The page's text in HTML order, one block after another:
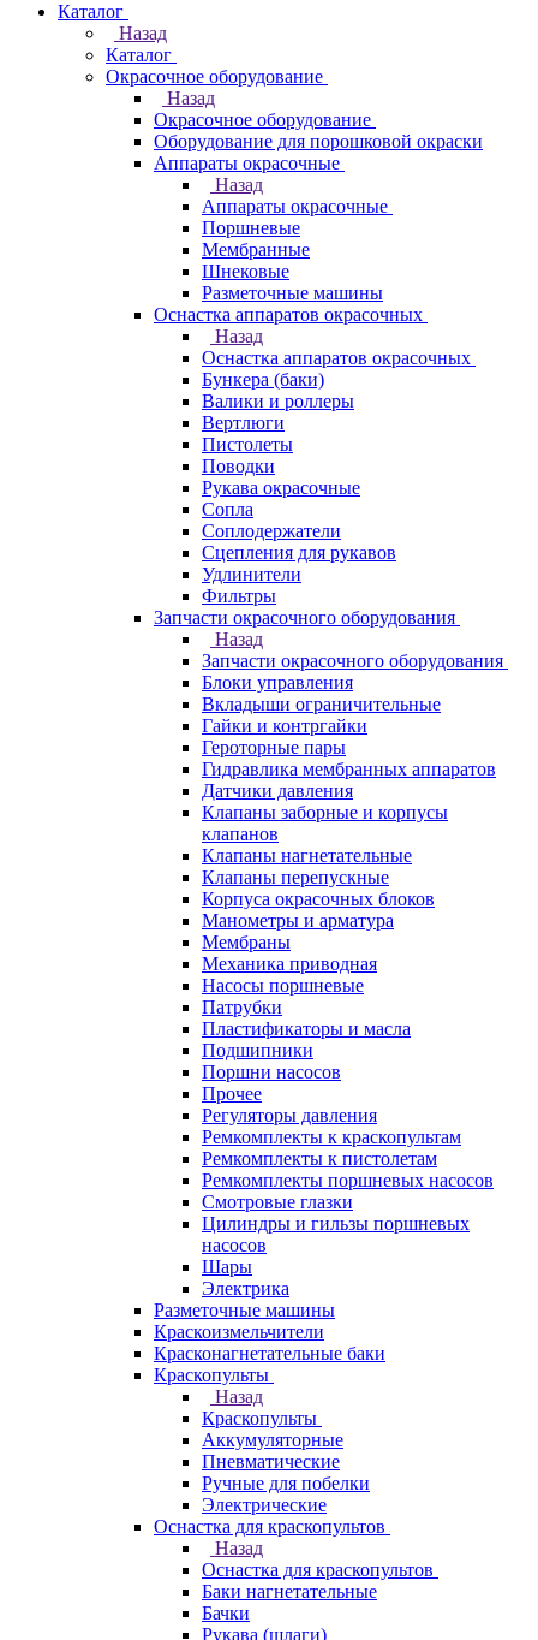
Каталог
Назад
Каталог
Окрасочное оборудование
Назад
Окрасочное оборудование
Оборудование для порошковой окраски
Аппараты окрасочные
Назад
Аппараты окрасочные
Поршневые
Мембранные
Шнековые
Разметочные машины
Оснастка аппаратов окрасочных
Назад
Оснастка аппаратов окрасочных
Бункера (баки)
Валики и роллеры
Вертлюги
Пистолеты
Поводки
Рукава окрасочные
Сопла
Соплодержатели
Сцепления для рукавов
Удлинители
Фильтры
Запчасти окрасочного оборудования
Назад
Запчасти окрасочного оборудования
Блоки управления
Вкладыши ограничительные
Гайки и контргайки
Героторные пары
Гидравлика мембранных аппаратов
Датчики давления
Клапаны заборные и корпусы
клапанов
Клапаны нагнетательные
Клапаны перепускные
Корпуса окрасочных блоков
Манометры и арматура
Мембраны
Механика приводная
Насосы поршневые
Патрубки
Пластификаторы и масла
Подшипники
Поршни насосов
Прочее
Регуляторы давления
Ремкомплекты к краскопультам
Ремкомплекты к пистолетам
Ремкомплекты поршневых насосов
Смотровые глазки
Цилиндры и гильзы поршневых
насосов
Шары
Электрика
Разметочные машины
Краскоизмельчители
Красконагнетательные баки
Краскопульты
Назад
Краскопульты
Аккумуляторные
Пневматические
Ручные для побелки
Электрические
Оснастка для краскопультов
Назад
Оснастка для краскопультов
Баки нагнетательные
Бачки
Рукава (шлаги)